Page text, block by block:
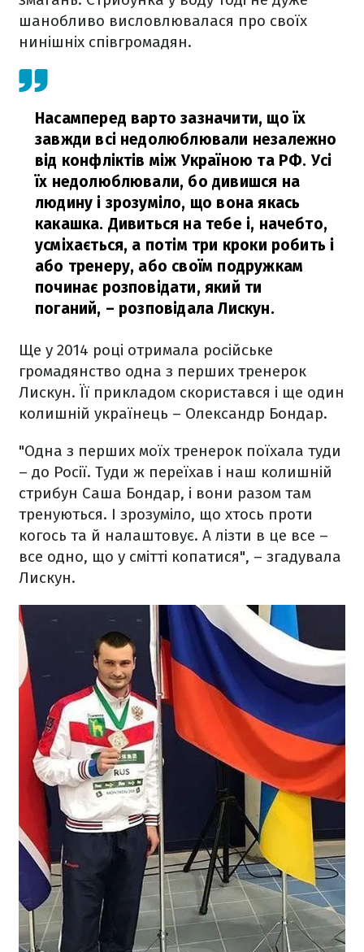
шанобливо висловлювалася про своїх
нинішніх співгромадян.
Насамперед варто зазначити, що їх
завжди всі недолюблювали незалежно
від конфліктів між Україною та РФ. Усі
їх недолюблювали, бо дивишся на
людину і зрозуміло, що вона якась
какашка. Дивиться на тебе і, начебто,
усміхається, а потім три кроки робить і
або тренеру, або своїм подружкам
починає розповідати, який ти
поганий, – розповідала Лискун.
Ще у 2014 році отримала російське
громадянство одна з перших тренерок
Лискун. Її прикладом скористався і ще один
колишній українець – Олександр Бондар.
"Одна з перших моїх тренерок поїхала туди
– до Росії. Туди ж переїхав і наш колишній
стрибун Саша Бондар, і вони разом там
тренуються. І зрозуміло, що хтось проти
когось та й налаштовує. А лізти в це все –
все одно, що у смітті копатися", – згадувала
Лискун.